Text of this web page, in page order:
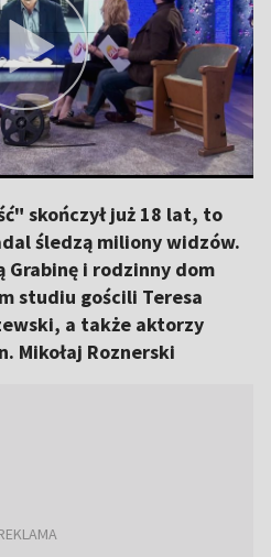
skończył już 18 lat, to
śledzą miliony widzów.
Grabinę i rodzinny dom
studiu gościli Teresa
a także aktorzy
Mikołaj Roznerski